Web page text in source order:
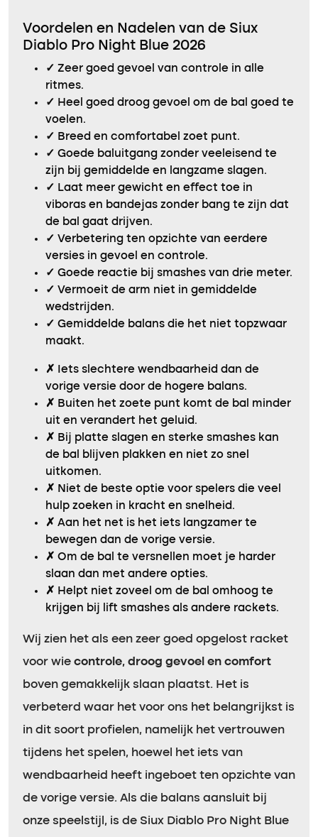
Voordelen en Nadelen van de Siux
Diablo Pro Night Blue 2026
✓ Zeer goed gevoel van controle in alle
ritmes.
✓ Heel goed droog gevoel om de bal goed te
voelen.
✓ Breed en comfortabel zoet punt.
✓ Goede baluitgang zonder veeleisend te
zijn bij gemiddelde en langzame slagen.
✓ Laat meer gewicht en effect toe in
viboras en bandejas zonder bang te zijn dat
de bal gaat drijven.
✓ Verbetering ten opzichte van eerdere
versies in gevoel en controle.
✓ Goede reactie bij smashes van drie meter.
✓ Vermoeit de arm niet in gemiddelde
wedstrijden.
✓ Gemiddelde balans die het niet topzwaar
maakt.
✗
Iets slechtere wendbaarheid dan de
vorige versie door de hogere balans.
✗ Buiten het zoete punt komt de bal minder
uit en verandert het geluid.
✗ Bij platte slagen en sterke smashes kan
de bal blijven plakken en niet zo snel
uitkomen.
✗ Niet de beste optie voor spelers die veel
hulp zoeken in kracht en snelheid.
✗ Aan het net is het iets langzamer te
bewegen dan de vorige versie.
✗ Om de bal te versnellen moet je harder
slaan dan met andere opties.
✗ Helpt niet zoveel om de bal omhoog te
krijgen bij lift smashes als andere rackets.
Wij zien het als een zeer goed opgelost racket
voor wie controle, droog gevoel en comfort
boven gemakkelijk slaan plaatst. Het is
verbeterd waar het voor ons het belangrijkst is
in dit soort profielen, namelijk het vertrouwen
tijdens het spelen, hoewel het iets van
wendbaarheid heeft ingeboet ten opzichte van
de vorige versie. Als die balans aansluit bij
onze speelstijl, is de Siux Diablo Pro Night Blue